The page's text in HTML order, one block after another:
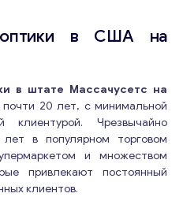
оптики в США на
в штате Массачусетс на
20 лет, с минимальной
клиентурой. Чрезвычайно
в популярном торговом
и множеством
привлекают постоянный
клиентов.